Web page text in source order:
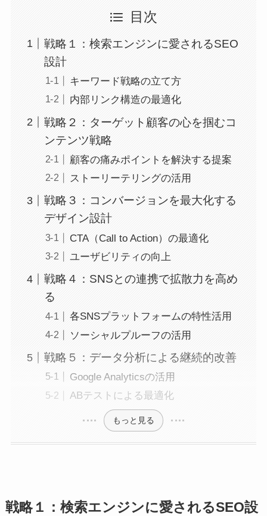
目次
戦略１：検索エンジンに愛されるSEO
設計
キーワード戦略の立て方
内部リンク構造の最適化
戦略２：ターゲット顧客の心を掴むコ
ンテンツ戦略
顧客の痛みポイントを解決する提案
ストーリーテリングの活用
戦略３：コンバージョンを最大化する
デザイン設計
CTA（Call to Action）の最適化
ユーザビリティの向上
戦略４：SNSとの連携で拡散力を高め
る
各SNSプラットフォームの特性活用
ソーシャルプルーフの活用
戦略５：データ分析による継続的改善
Google Analyticsの活用
ABテストによる最適化
もっと見る
戦略１：検索エンジンに愛されるSEO設